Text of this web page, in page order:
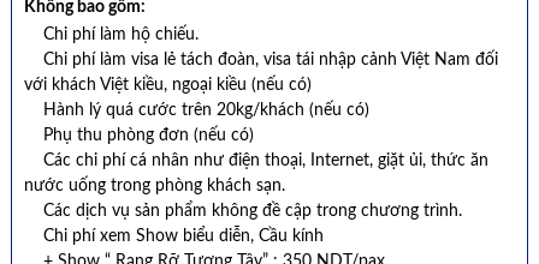
Không bao gồm:
Chi phí làm hộ chiếu.
Chi phí làm visa lẻ tách đoàn, visa tái nhập cảnh Việt Nam đối
với khách Việt kiều, ngoại kiều (nếu có)
Hành lý quá cước trên 20kg/khách (nếu có)
Phụ thu phòng đơn (nếu có)
Các chi phí cá nhân như điện thoại, Internet, giặt ủi, thức ăn
nước uống trong phòng khách sạn.
Các dịch vụ sản phẩm không đề cập trong chương trình.
Chi phí xem Show biểu diễn, Cầu kính